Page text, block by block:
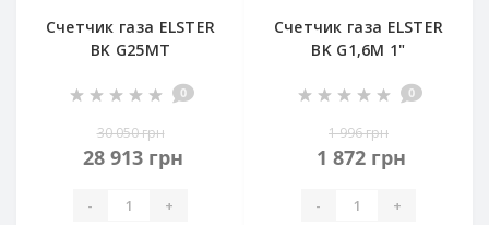
Счетчик газа ELSTER
BK G25MT
0
30 050 грн
28 913 грн
- +
Счетчик газа ELSTER
BK G1,6M 1"
0
1 996 грн
1 872 грн
- +